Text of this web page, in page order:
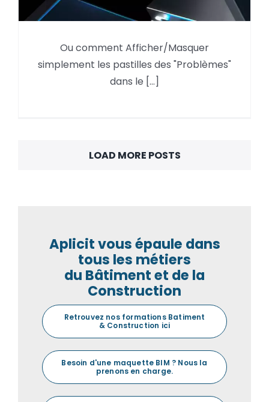
Autodesk Forma,
Afficher/Masquer les
« Problèmes »
Ou comment Afficher/Masquer
simplement les pastilles des "Problèmes"
dans le [...]
LOAD MORE POSTS
Aplicit vous épaule dans
tous les métiers
du Bâtiment et de la
Construction
Retrouvez nos formations Batiment
& Construction ici
Besoin d'une maquette BIM ? Nous la
prenons en charge.